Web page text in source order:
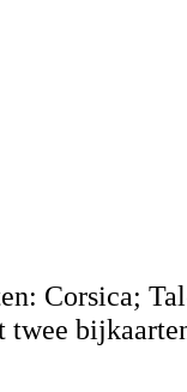
Corsica;
twee